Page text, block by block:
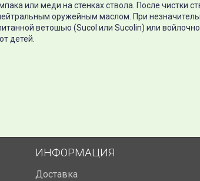
или меди на стенках ствола. После чистки
оружейным маслом. При
ветошью (Sucol или Sucolin) или
детей.
ИНФОРМАЦИЯ
Доставка